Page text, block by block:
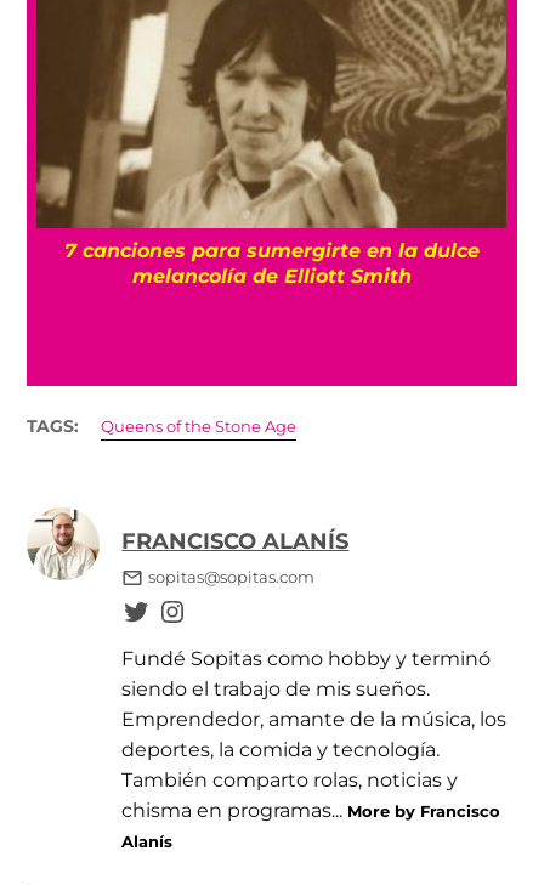
7 canciones para sumergirte en la dulce
melancolía de Elliott Smith
TAGS: Queens of the Stone Age
FRANCISCO ALANÍS
sopitas@sopitas.com
Fundé Sopitas como hobby y terminó
siendo el trabajo de mis sueños.
Emprendedor, amante de la música, los
deportes, la comida y tecnología.
También comparto rolas, noticias y
chisma en programas... More by Francisco
Alanís